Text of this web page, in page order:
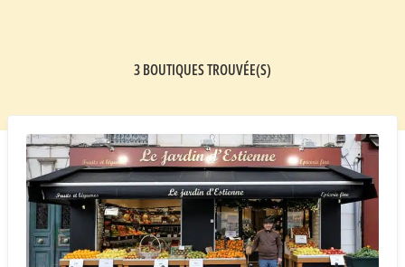
3 BOUTIQUES TROUVÉE(S)